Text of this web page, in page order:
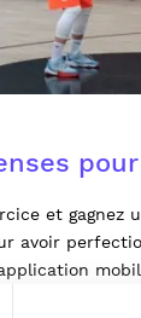
et gagnez
avoir